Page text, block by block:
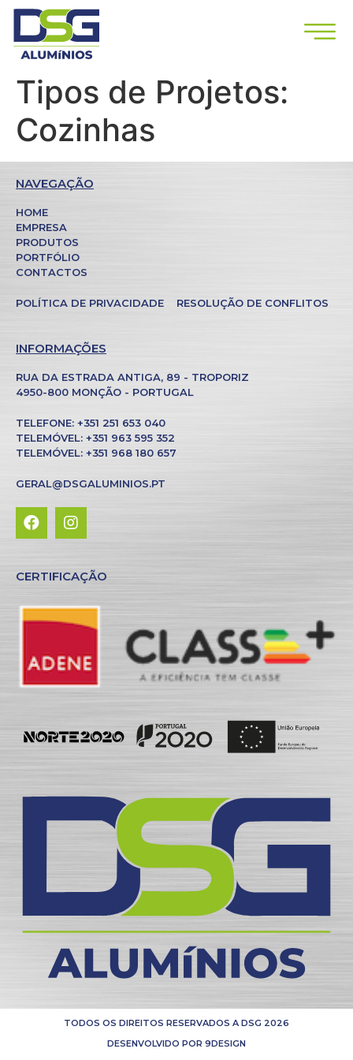
Tipos de Projetos:
Cozinhas
NAVEGAÇÃO
HOME
EMPRESA
PRODUTOS
PORTFÓLIO
CONTACTOS
POLÍTICA DE PRIVACIDADE RESOLUÇÃO DE CONFLITOS
INFORMAÇÕES
RUA DA ESTRADA ANTIGA, 89 - TROPORIZ
4950-800 MONÇÃO - PORTUGAL
TELEFONE: +351 251 653 040
TELEMÓVEL: +351 963 595 352
TELEMÓVEL: +351 968 180 657
GERAL@DSGALUMINIOS.PT
CERTIFICAÇÃO
TODOS OS DIREITOS RESERVADOS A DSG 2026
DESENVOLVIDO POR 9DESIGN